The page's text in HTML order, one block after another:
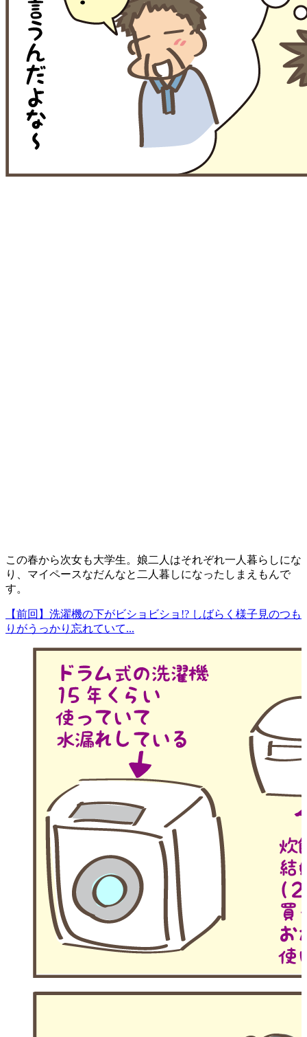
この春から次女も大学生。娘二人はそれぞれ一人暮らしにな
り、マイペースなだんなと二人暮しになったしまえもんで
す。
【前回】洗濯機の下がビショビショ!? しばらく様子見のつも
りがうっかり忘れていて...